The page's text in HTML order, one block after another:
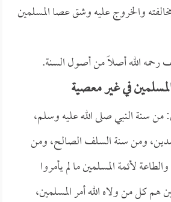
والخروج عليه وشق عصا المسلمين
رحمه الله أصلاً من أصول السنة.
في غير معصية
سنة النبي صلى الله عليه وسلم،
ومن سنة السلف الصالح، ومن
لأئمة المسلمين ما لم يأمروا
هم كل من ولاه الله أمر المسلمين،